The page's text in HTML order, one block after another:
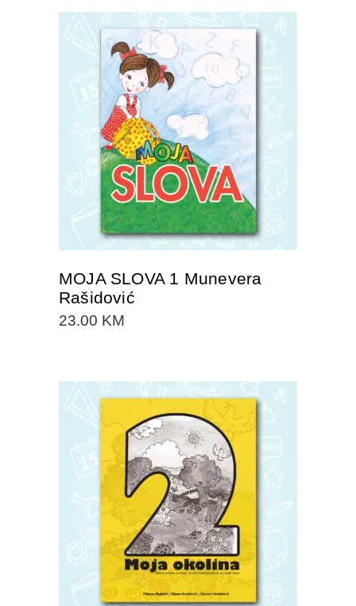
DODAJTE U KORPU
MOJA SLOVA 1 Munevera
Rašidović
23.00 KM
DODAJTE U KORPU